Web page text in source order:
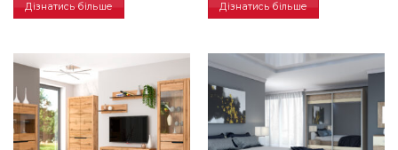
Дізнатись більше Дізнатись більше